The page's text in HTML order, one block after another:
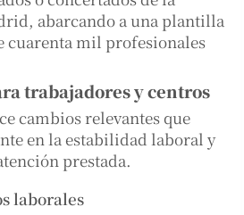
abarcando a una plantilla
cuarenta mil profesionales
trabajadores y centros
cambios relevantes que
en la estabilidad laboral y
prestada.
laborales